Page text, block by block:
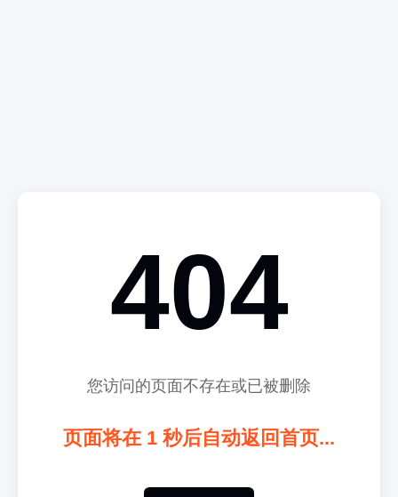
404
您访问的页面不存在或已被删除
页面将在 1 秒后自动返回首页...